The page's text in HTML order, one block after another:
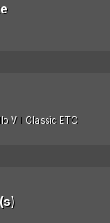
V I Classic ETC